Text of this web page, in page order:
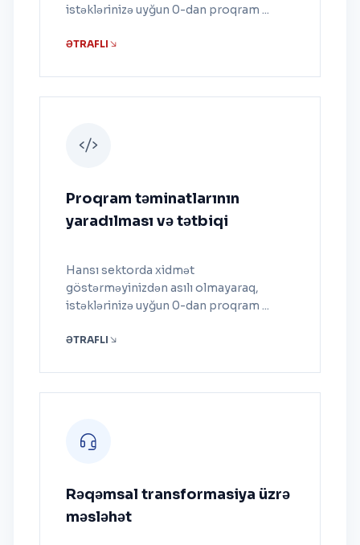
istəklərinizə uyğun 0-dan proqram ...
ƏTRAFLI
Proqram təminatlarının
yaradılması və tətbiqi
Hansı sektorda xidmət
göstərməyinizdən asılı olmayaraq,
istəklərinizə uyğun 0-dan proqram ...
ƏTRAFLI
Rəqəmsal transformasiya üzrə
məsləhət